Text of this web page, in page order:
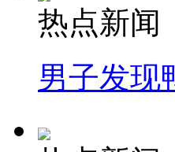
热点新闻
男子发现